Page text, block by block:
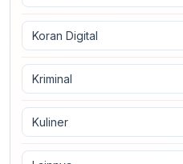
Koran Digital
Kriminal
Kuliner